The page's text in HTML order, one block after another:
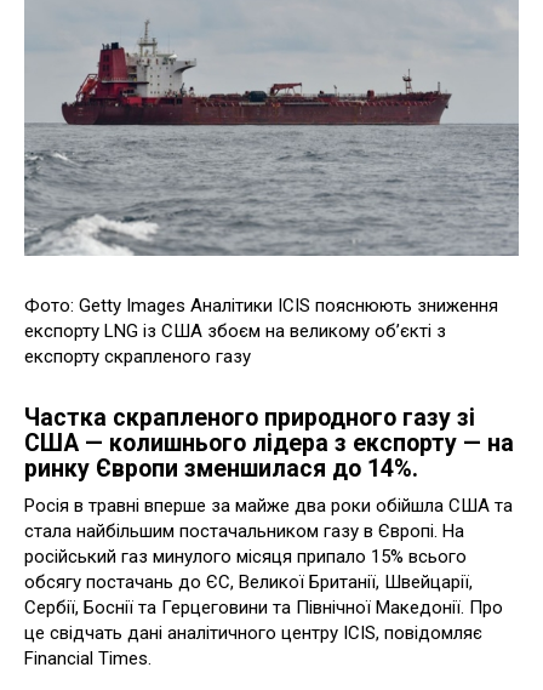
Фото: Getty Images Аналітики ICIS пояснюють зниження
експорту LNG із США збоєм на великому об’єкті з
експорту скрапленого газу
Частка скрапленого природного газу зі
США — колишнього лідера з експорту — на
ринку Європи зменшилася до 14%.
Росія в травні вперше за майже два роки обійшла США та
стала найбільшим постачальником газу в Європі. На
російський газ минулого місяця припало 15% всього
обсягу постачань до ЄС, Великої Британії, Швейцарії,
Сербії, Боснії та Герцеговини та Північної Македонії. Про
це свідчать дані аналітичного центру ICIS, повідомляє
Financial Times.